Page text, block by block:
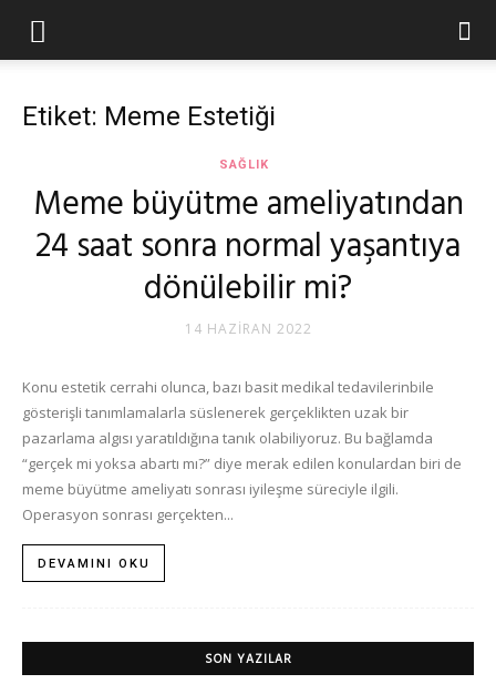
Etiket: Meme Estetiği
SAĞLIK
Meme büyütme ameliyatından
24 saat sonra normal yaşantıya
dönülebilir mi?
14 HAZIRAN 2022
Konu estetik cerrahi olunca, bazı basit medikal tedavilerinbile
gösterişli tanımlamalarla süslenerek gerçeklikten uzak bir
pazarlama algısı yaratıldığına tanık olabiliyoruz. Bu bağlamda
“gerçek mi yoksa abartı mı?” diye merak edilen konulardan biri de
meme büyütme ameliyatı sonrası iyileşme süreciyle ilgili.
Operasyon sonrası gerçekten...
DEVAMINI OKU
SON YAZILAR